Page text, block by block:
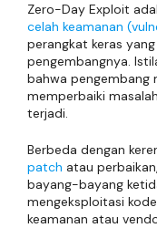
Zero-Day Exploit
celah keamanan
perangkat keras
pengembangnya.
bahwa pengembang
memperbaiki
terjadi.
Berbeda dengan
patch atau
bayang-bayang
mengeksploitasi
keamanan atau